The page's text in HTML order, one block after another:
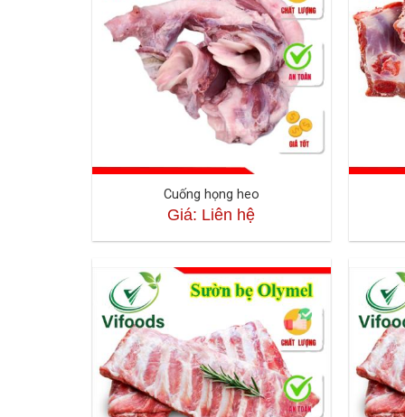
Cuống họng heo
Giá: Liên hệ